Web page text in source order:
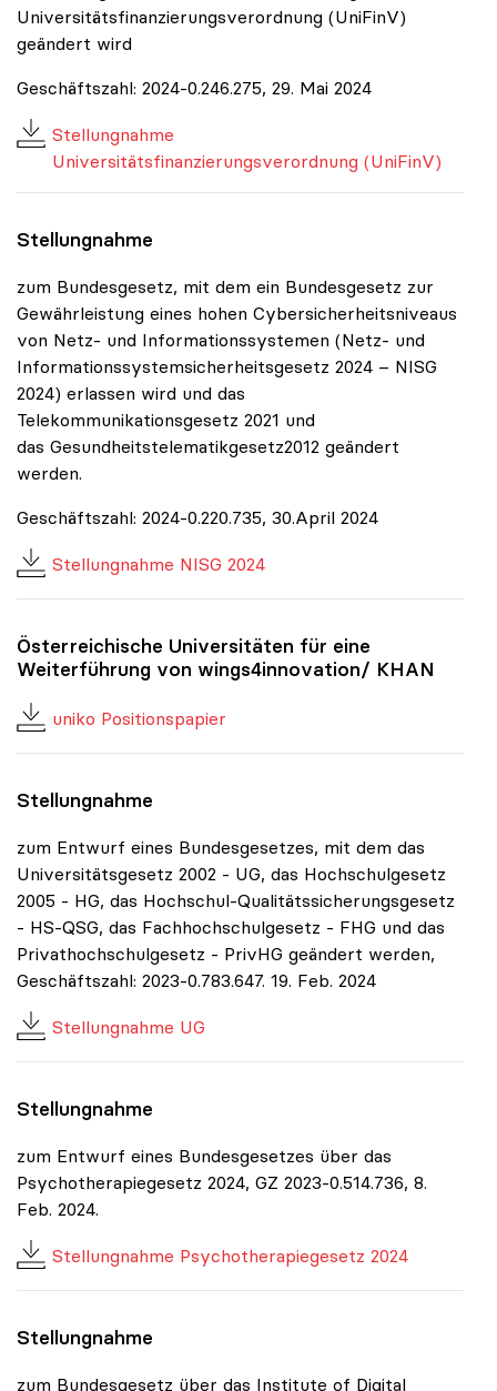
Universitätsfinanzierungsverordnung (UniFinV)
geändert wird
Geschäftszahl: 2024-0.246.275, 29. Mai 2024
Stellungnahme
Universitätsfinanzierungsverordnung (UniFinV)
Stellungnahme
zum Bundesgesetz, mit dem ein Bundesgesetz zur
Gewährleistung eines hohen Cybersicherheitsniveaus
von Netz- und Informationssystemen (Netz- und
Informationssystemsicherheitsgesetz 2024 – NISG
2024) erlassen wird und das
Telekommunikationsgesetz 2021 und
das Gesundheitstelematikgesetz2012 geändert
werden.
Geschäftszahl: 2024-0.220.735, 30.April 2024
Stellungnahme NISG 2024
Österreichische Universitäten für eine
Weiterführung von wings4innovation/ KHAN
uniko Positionspapier
Stellungnahme
zum Entwurf eines Bundesgesetzes, mit dem das
Universitätsgesetz 2002 - UG, das Hochschulgesetz
2005 - HG, das Hochschul-Qualitätssicherungsgesetz
- HS-QSG, das Fachhochschulgesetz - FHG und das
Privathochschulgesetz - PrivHG geändert werden,
Geschäftszahl: 2023-0.783.647. 19. Feb. 2024
Stellungnahme UG
Stellungnahme
zum Entwurf eines Bundesgesetzes über das
Psychotherapiegesetz 2024, GZ 2023-0.514.736, 8.
Feb. 2024.
Stellungnahme Psychotherapiegesetz 2024
Stellungnahme
zum Bundesgesetz über das Institute of Digital